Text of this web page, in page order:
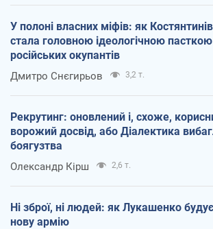
У полоні власних міфів: як
стала головною ідеологічною
російських окупантів
Дмитро Снєгирьов 3,2 т.
Рекрутинг: оновлений і, схоже,
ворожий досвід, або Діалектика
боягузтва
Олександр Кірш 2,6 т.
Ні зброї, ні людей: як Лукашенко будує
нову армію